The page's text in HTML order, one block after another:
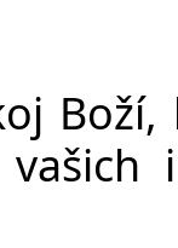
Boží,